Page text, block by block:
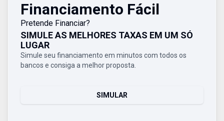
Financiamento Fácil
Pretende Financiar?
SIMULE AS MELHORES TAXAS EM UM SÓ
LUGAR
Simule seu financiamento em minutos com todos os
bancos e consiga a melhor proposta.
SIMULAR